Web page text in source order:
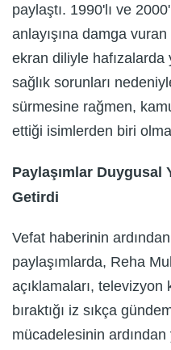
paylaştı. 1990'lı ve
anlayışına damga
ekran diliyle
sağlık sorunları
sürmesine rağmen,
ettiği isimlerden biri
Paylaşımlar Duygusal
Getirdi
Vefat haberinin
paylaşımlarda, Reha
açıklamaları,
bıraktığı iz sıkça
mücadelesinin ardından